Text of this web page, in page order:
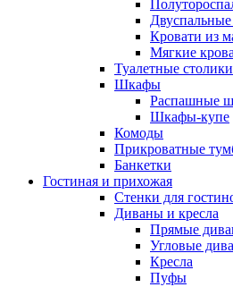
Двуспальные
Кровати из
Мягкие
Туалетные столики
Шкафы
Распашные
Шкафы-купе
Комоды
Прикроватные
Банкетки
Гостиная и прихожая
Стенки для
Диваны и кресла
Прямые
Угловые
Кресла
Пуфы